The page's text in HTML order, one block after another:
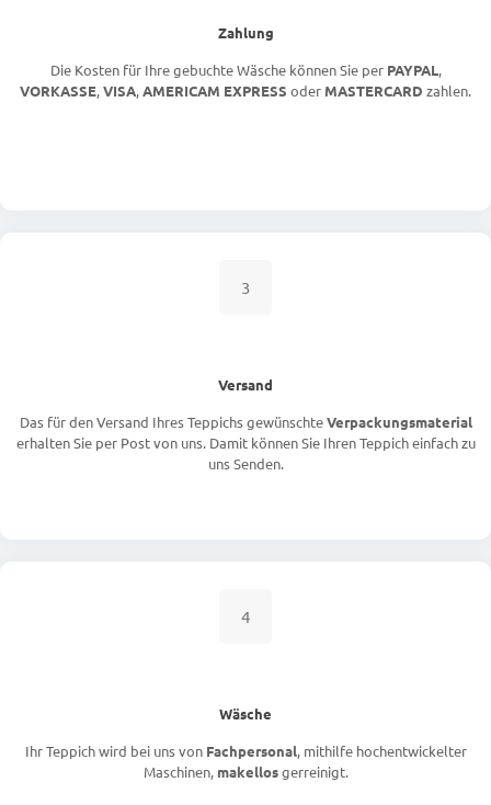
Zahlung
Die Kosten für Ihre gebuchte Wäsche können Sie per PAYPAL,
VORKASSE,VISA,AMERICAM EXPRESS oder MASTERCARD zahlen.
3
Versand
Das für den Versand Ihres Teppichs gewünschteVerpackungsmaterial
erhalten Sie per Post von uns. Damit können Sie Ihren Teppich einfach zu
uns Senden.
4
Wäsche
Ihr Teppich wird bei uns von Fachpersonal, mithilfe hochentwickelter
Maschinen, makellosgerreinigt.